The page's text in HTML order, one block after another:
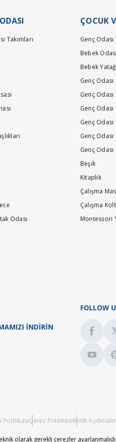
olarak gerekli çerezler
güner dileriz.
mi?
standların üzerine konulması
Takımları
Odası
ÇOCUK
Genç Odası
Bebek
Bebek
Genç
Genç
Genç
Genç Odası
Genç
Genç Odası
Beşik
Kitaplık
Çalışma
Çalışma
Montessori
İNDİRİN
FOLLOW
PolitikasıÇerez PolitikasıKVKK